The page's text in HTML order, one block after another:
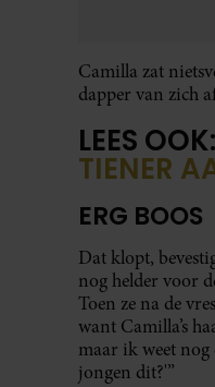
Camilla zat
dapper van zich
LEES OOK:
TIENER
ERG BOOS
Dat klopt,
nog helder voor
Toen ze na de
want Camilla’s
maar ik weet nog
jongen dit?'”